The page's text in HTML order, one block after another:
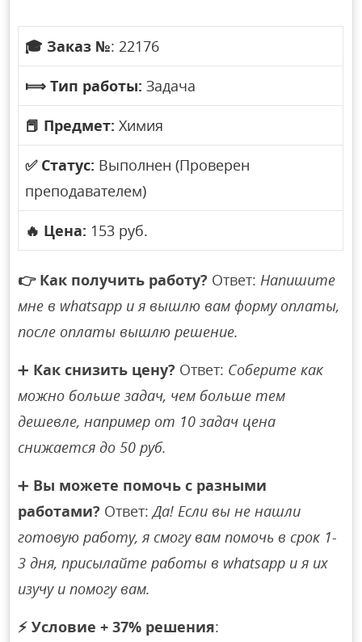
🎓 Заказ №: 22176
⟾ Тип работы: Задача
📕 Предмет: Химия
✅ Статус: Выполнен (Проверен
преподавателем)
🔥 Цена: 153 руб.
👉 Как получить работу? Ответ:Напишите
мне в whatsapp и я вышлю вам форму оплаты,
после оплаты вышлю решение.
➕ Как снизить цену? Ответ: Соберите как
можно больше задач, чем больше тем
дешевле, например от 10 задач цена
снижается до 50 руб.
➕ Вы можете помочь с разными
работами? Ответ:Да! Если вы не нашли
готовую работу, я смогу вам помочь в срок 1-
3 дня, присылайте работы в whatsapp и я их
изучу и помогу вам.
⚡ Условие + 37% решения: